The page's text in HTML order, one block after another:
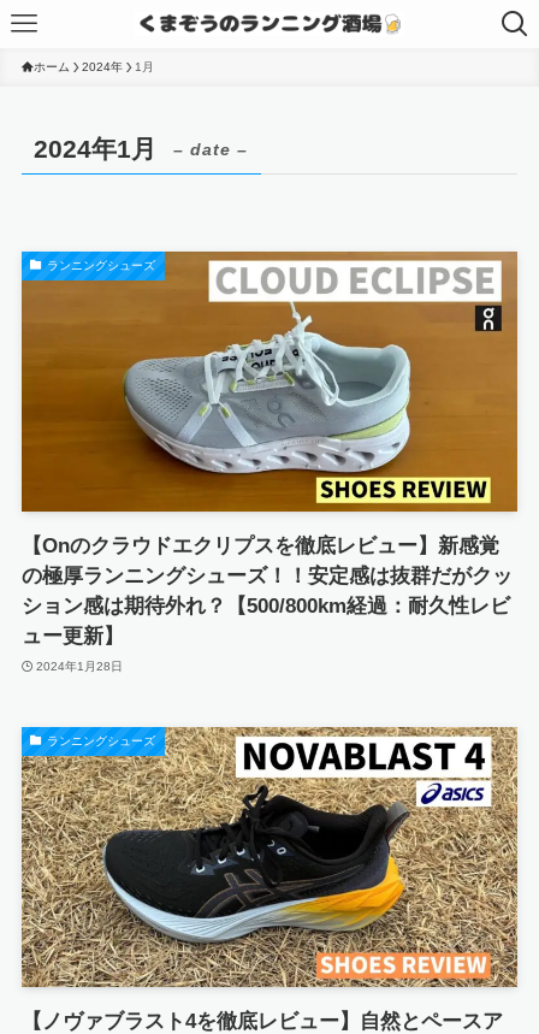
ホーム 2024年 1月
2024年1月 – date –
ランニングシューズ
【Onのクラウドエクリプスを徹底レビュー】新感覚
の極厚ランニングシューズ！！安定感は抜群だがクッ
ション感は期待外れ？【500/800km経過：耐久性レビ
ュー更新】
2024年1月28日
ランニングシューズ
【ノヴァブラスト4を徹底レビュー】自然とペースア